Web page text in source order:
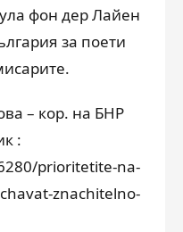
фон дер Лайен
за поети
– кор. на БНР
:
prioritetite-na-
znachitelno-